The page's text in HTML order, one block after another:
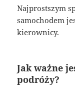
Najprostszym
samochodem
kierownicy.
Jak ważne
podróży?